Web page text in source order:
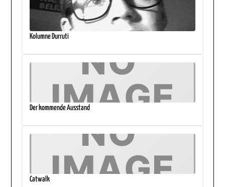
Kolumne Durruti
Der kommende Ausstand
Catwalk